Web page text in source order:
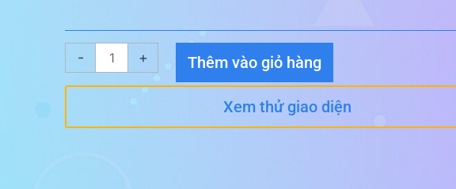
-
diện
+ Thêm vào giỏ hàng
Xem thử giao diện